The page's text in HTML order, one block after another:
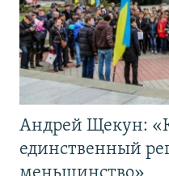
Андрей Щекун:
единственный